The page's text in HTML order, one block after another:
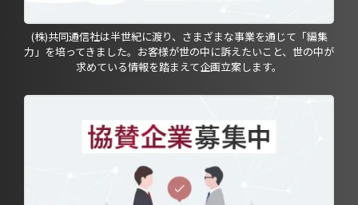
(株)共同通信社は半世紀に渡り、さまざまな事業を通じて「編集
力」を培ってきました。お客様が世の中に訴えたいこと、世の中が
求めている情報を踏まえて企画立案します。